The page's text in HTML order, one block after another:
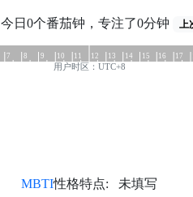
今日0个番茄钟，专注了0分钟 上
7 8 9 10 11 12 13 14 15 16 17
用户时区：UTC+8
MBTI性格特点: 未填写